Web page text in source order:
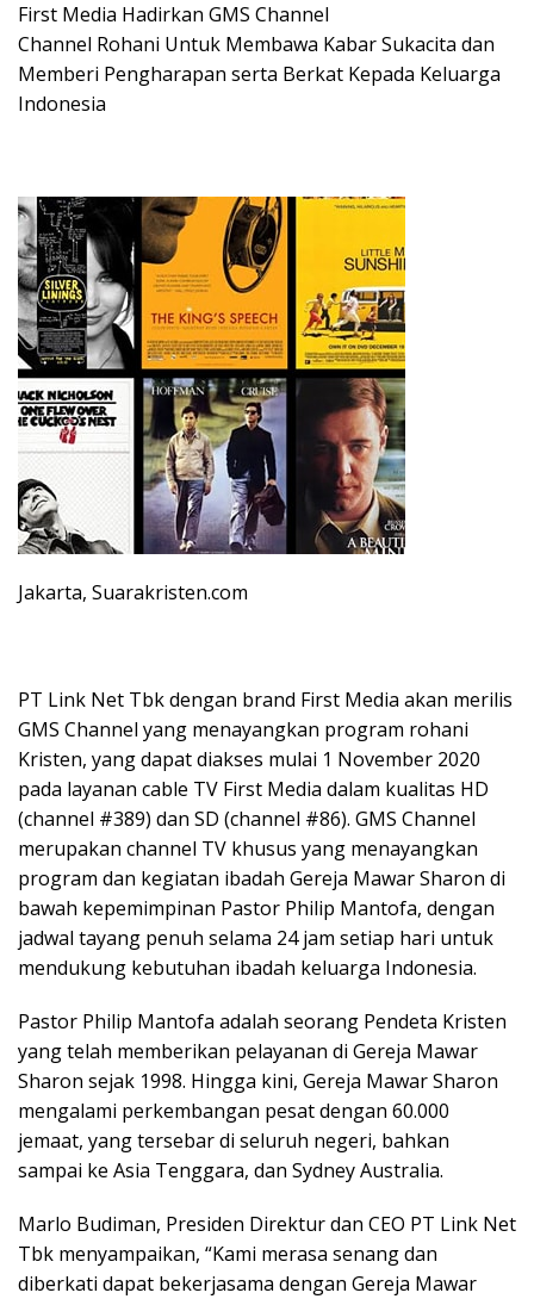
First Media Hadirkan GMS Channel
Channel Rohani Untuk Membawa Kabar Sukacita dan
Memberi Pengharapan serta Berkat Kepada Keluarga
Indonesia
Jakarta, Suarakristen.com
PT Link Net Tbk dengan brand First Media akan merilis
GMS Channel yang menayangkan program rohani
Kristen, yang dapat diakses mulai 1 November 2020
pada layanan cable TV First Media dalam kualitas HD
(channel #389) dan SD (channel #86). GMS Channel
merupakan channel TV khusus yang menayangkan
program dan kegiatan ibadah Gereja Mawar Sharon di
bawah kepemimpinan Pastor Philip Mantofa, dengan
jadwal tayang penuh selama 24 jam setiap hari untuk
mendukung kebutuhan ibadah keluarga Indonesia.
Pastor Philip Mantofa adalah seorang Pendeta Kristen
yang telah memberikan pelayanan di Gereja Mawar
Sharon sejak 1998. Hingga kini, Gereja Mawar Sharon
mengalami perkembangan pesat dengan 60.000
jemaat, yang tersebar di seluruh negeri, bahkan
sampai ke Asia Tenggara, dan Sydney Australia.
Marlo Budiman, Presiden Direktur dan CEO PT Link Net
Tbk menyampaikan, “Kami merasa senang dan
diberkati dapat bekerjasama dengan Gereja Mawar